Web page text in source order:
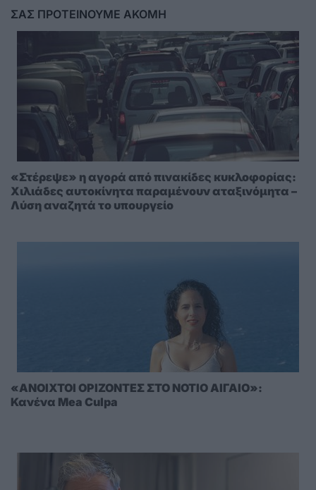
ΣΑΣ ΠΡΟΤΕΙΝΟΥΜΕ ΑΚΟΜΗ
«Στέρεψε» η αγορά από πινακίδες κυκλοφορίας:
Χιλιάδες αυτοκίνητα παραμένουν αταξινόμητα –
Λύση αναζητά το υπουργείο
«ΑΝΟΙΧΤΟΙ ΟΡΙΖΟΝΤΕΣ ΣΤΟ ΝΟΤΙΟ ΑΙΓΑΙΟ»:
Κανένα Mea Culpa